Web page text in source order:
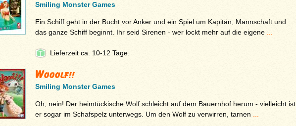
Smiling Monster Games
Ein Schiff geht in der Bucht vor Anker und ein Spiel um Kapitän, Mannschaft und
das ganze Schiff beginnt. Ihr seid Sirenen - wer lockt mehr auf die eigene ...
Lieferzeit ca. 10-12 Tage.
Wooolf!!
Smiling Monster Games
Oh, nein! Der heimtückische Wolf schleicht auf dem Bauernhof herum - vielleicht ist
er sogar im Schafspelz unterwegs. Um den Wolf zu verwirren, tarnen ...